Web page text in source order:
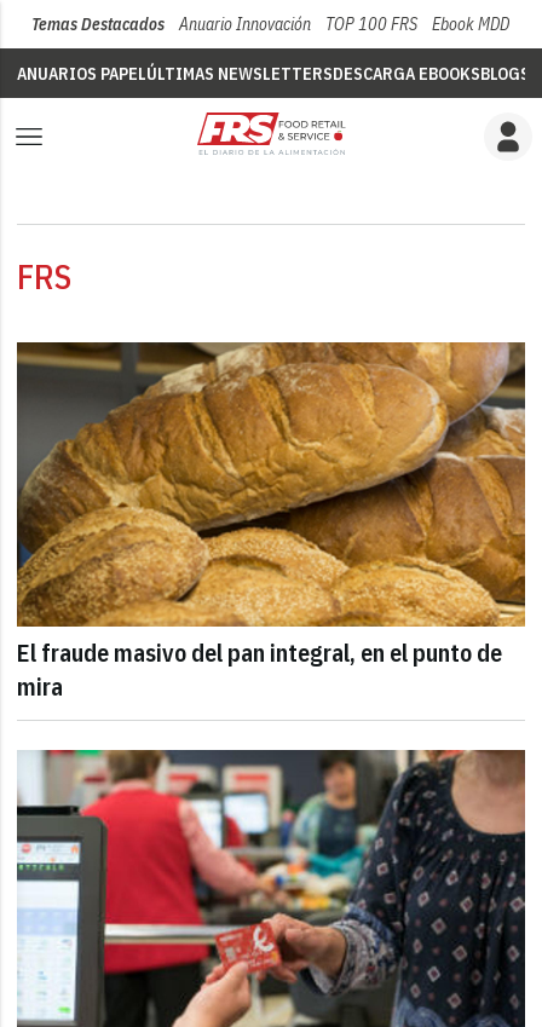
Temas Destacados Anuario Innovación TOP 100 FRS Ebook MDD
ANUARIOS PAPELÚLTIMAS NEWSLETTERSDESCARGA EBOOKSBLOGS
FRS
El fraude masivo del pan integral, en el punto de
mira